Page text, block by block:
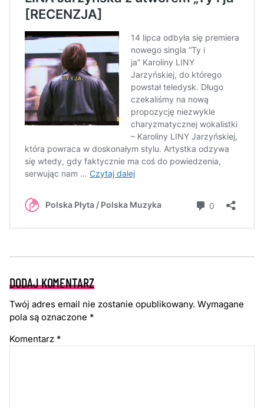
DODAJ KOMENTARZ
Twój adres email nie zostanie opublikowany. Wymagane
pola są oznaczone *
Komentarz *